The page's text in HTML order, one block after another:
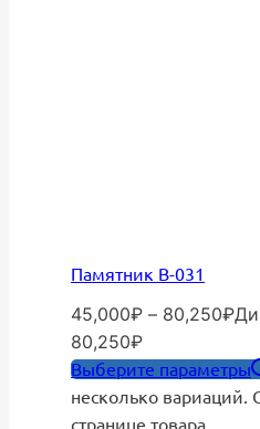
Памятник В-031
45,000₽ – 80,250₽
80,250₽
Выберите параметры
несколько
странице товара.